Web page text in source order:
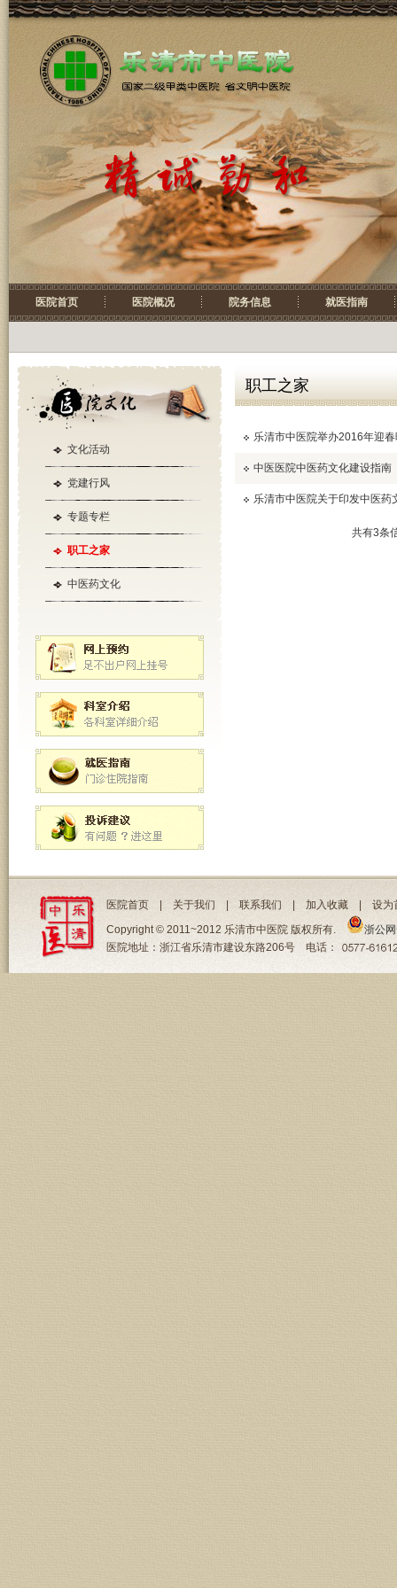
医院首页 医院概况 院务信息 就医指南
文化活动
党建行风
专题专栏
职工之家
中医药文化
职工之家
乐清市中医院举办2016年迎
中医医院中医药文化建设指南
乐清市中医院关于印发中医药
共有3条
医院首页 关于我们 联系我们 加入收藏
设为
Copyright © 2011~2012 乐清市中医院 版权所有.
浙公
医院地址：浙江省乐清市建设东路206号 电话：